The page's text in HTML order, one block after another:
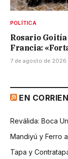
POLÍTICA
Rosario
Francia:
7 de agosto de 2026
EN
Reválida: Boca
Mandiyú y Ferro
Tapa y